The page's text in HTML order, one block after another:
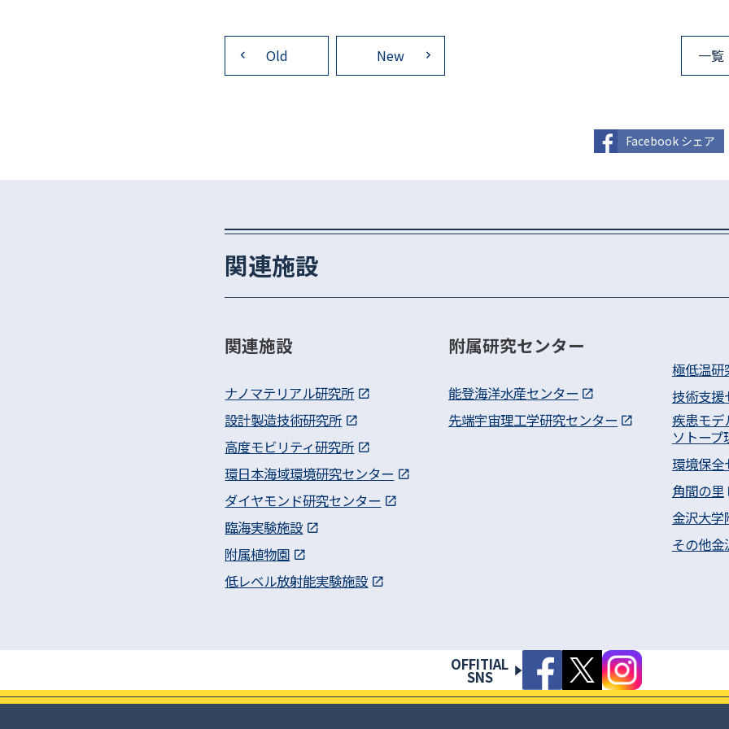
投
ビ
Old New 一覧
Facebook シェア
関連施設
関連施設
ナノマテリアル研究所
設計製造技術研究所
高度モビリティ研究所
環日本海域環境研究センター
ダイヤモンド研究センター
臨海実験施設
附属植物園
低レベル放射能実験施設
附属研究センター
能登海洋水産センター
先端宇宙理工学研究センター
極低温研
技術支援
疾患モデ
ソトー
環境保全
角間の里
金沢大学
その他金
OFFITIAL
SNS